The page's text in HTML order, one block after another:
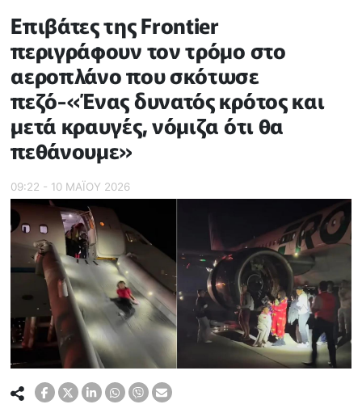
Επιβάτες της Frontier
περιγράφουν τον τρόμο στο
αεροπλάνο που σκότωσε
πεζό-«Ένας δυνατός κρότος και
μετά κραυγές, νόμιζα ότι θα
πεθάνουμε»
09:22 - 10 ΜΑΪ́ΟΥ 2026